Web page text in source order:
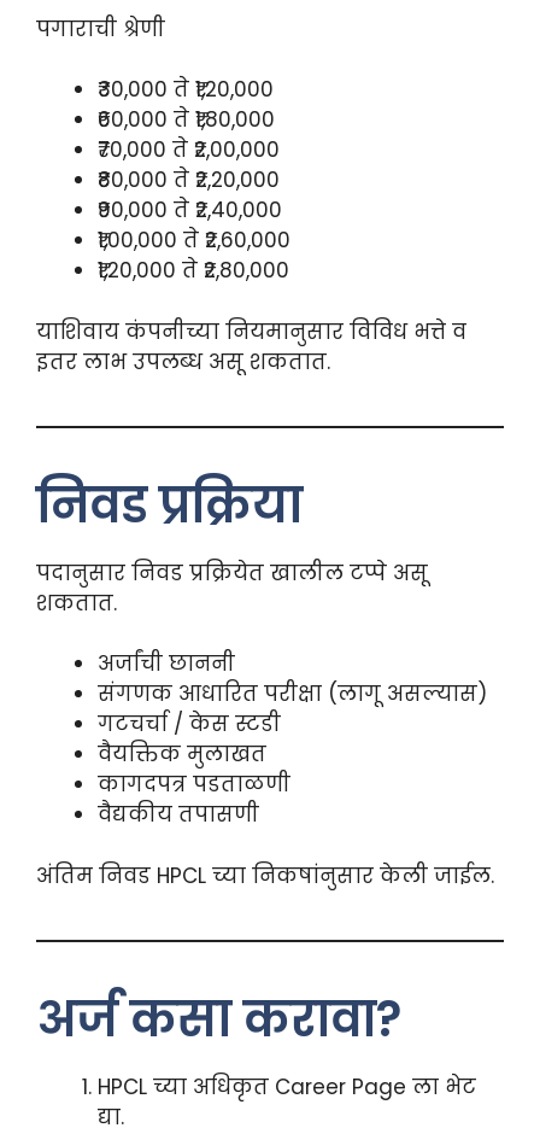
पगाराची श्रेणी
₹30,000 ते ₹1,20,000
₹60,000 ते ₹1,80,000
₹70,000 ते ₹2,00,000
₹80,000 ते ₹2,20,000
₹90,000 ते ₹2,40,000
₹1,00,000 ते ₹2,60,000
₹1,20,000 ते ₹2,80,000
याशिवाय कंपनीच्या नियमानुसार विविध भत्ते व
इतर लाभ उपलब्ध असू शकतात.
निवड प्रक्रिया
पदानुसार निवड प्रक्रियेत खालील टप्पे असू
शकतात.
अर्जांची छाननी
संगणक आधारित परीक्षा (लागू असल्यास)
गटचर्चा / केस स्टडी
वैयक्तिक मुलाखत
कागदपत्र पडताळणी
वैद्यकीय तपासणी
अंतिम निवड HPCL च्या निकषांनुसार केली जाईल.
अर्ज कसा करावा?
HPCL च्या अधिकृत Career Page ला भेट
द्या.